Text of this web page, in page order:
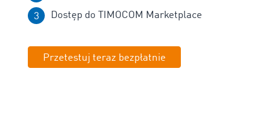
Dostęp do TIMOCOM Marketplace
Przetestuj teraz bezpłatnie